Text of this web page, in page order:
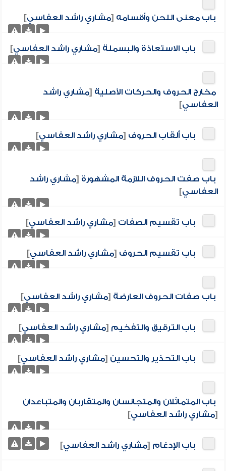
باب معنى اللحن وأقسامه [مشاري راشد العفاسي]
باب الاستعاذة والبسملة [مشاري راشد العفاسي]
مخارج الحروف والحركات الأصلية [مشاري راشد
العفاسي]
باب ألقاب الحروف [مشاري راشد العفاسي]
باب صفت الحروف اللازمة المشهورة [مشاري راشد
العفاسي]
باب تقسيم الصفات [مشاري راشد العفاسي]
باب تقسيم الحروف [مشاري راشد العفاسي]
باب صفات الحروف العارضة [مشاري راشد العفاسي]
باب الترقيق والتفخيم [مشاري راشد العفاسي]
باب التحذير والتحسين [مشاري راشد العفاسي]
باب المتماثلان والمتجانسان والمتقاربان والمتباعدان
[مشاري راشد العفاسي]
باب الإدغام [مشاري راشد العفاسي]